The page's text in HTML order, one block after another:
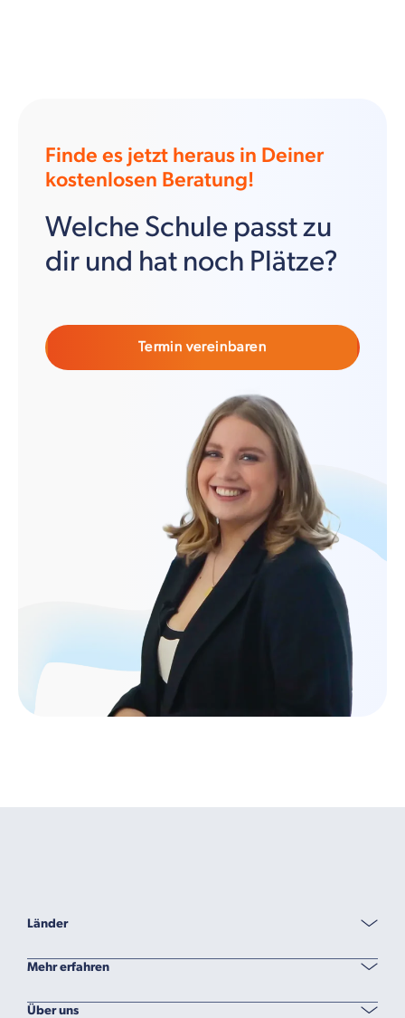
Finde es jetzt heraus in Deiner
kostenlosen Beratung!
Welche Schule passt zu
dir und hat noch Plätze?
Termin vereinbaren
Länder
Mehr erfahren
Über uns